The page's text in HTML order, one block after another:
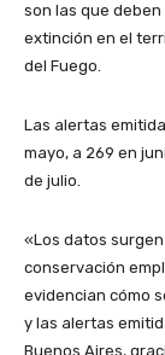
son las que
extinción en el
del Fuego.
Las alertas
mayo, a 269 en
de julio.
«Los datos
conservación
evidencian cómo
y las alertas
Buenos Aires,